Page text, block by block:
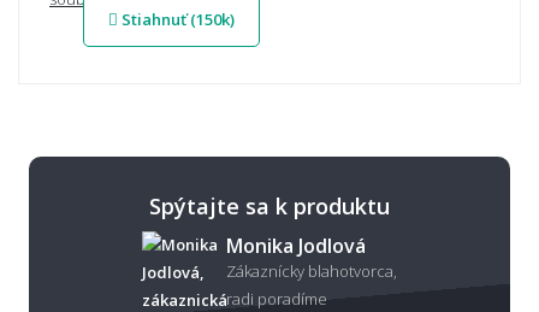
Stiahnuť (150k)
Spýtajte sa k produktu
Monika Jodlová
Zákaznícky blahotvorca,
radi poradíme